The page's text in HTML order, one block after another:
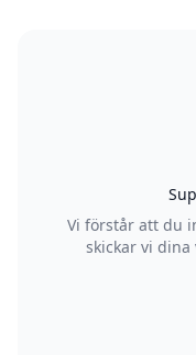
Vi förstår att du
skickar vi